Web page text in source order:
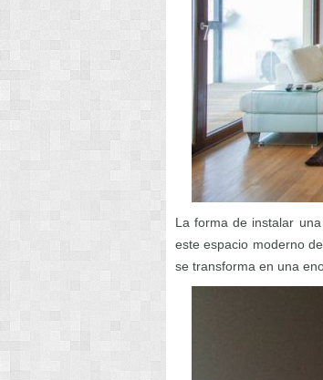
La forma de instalar
este espacio moderno
se transforma en una